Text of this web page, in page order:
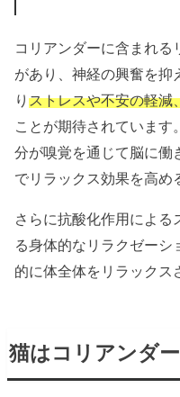
コリアンダーに含まれ
があり、神経の興奮を抑
りストレスや不安の軽減
ことが期待されていま
分が嗅覚を通じて脳に働
でリラックス効果を高め
さらに抗酸化作用による
る身体的なリラクゼーシ
的に体全体をリラックス
猫はコリアンダ